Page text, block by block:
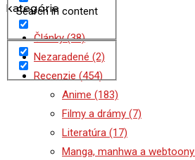
Search in content
kategórie
Články(38)
Nezaradené (2)
Recenzie (454)
Anime (183)
Filmy a drámy (7)
Literatúra (17)
Manga, manhwa a webtoony